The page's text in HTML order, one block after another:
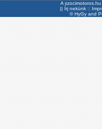
A
|| Írj nekünk ::
©HyGyand